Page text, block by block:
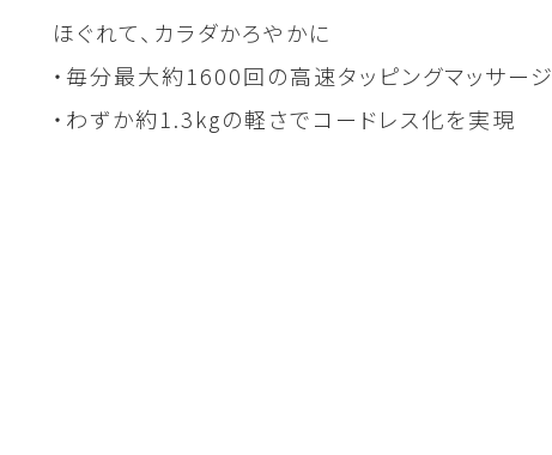
ほぐれて、カラダかろやかに
・毎分最大約1600回の高速タッピングマッサージ
・わずか約1.3kgの軽さでコードレス化を実現